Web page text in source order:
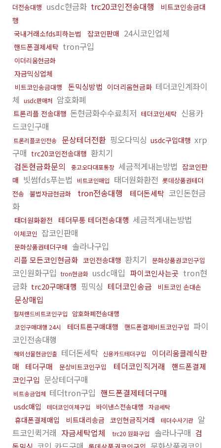
더전송대행 usdc현금화 trc20코인전송대행
비트코인송금대
행
국내거래소fds피하는법
잡코인판매 24시코인업체
핸드폰결제세탁 tron구입
이더리움현금화
자금믹싱업체
비트코인송금대행 돈믹싱방법 이더리움현금화 테더코인계좌이
체
usdc판매처 암호화폐
트론리플 전송대행 돈현금화수수료최저 테더코인세탁 신용카
드코인구매
트론리플코인전송 문상테더전환 핑오다믹싱 usdc구입대행 xrp
구매 trc20코인전송대행 환치기
검돈현금화문의
중고오다대포통장 세금적게내는방법 잡코인판
매 빗썸fds푸는법 비트코인매입 태더원화환전 롯데상품권테더
전송
불법자금현금화 tron전송대행 테더돈세탁 코인돈현금
화
태더원화환전 테더무통 테더전송대행 세금적게내는방법
이체코인 잡코인판매
문화상품권테더구매 솔라나구입
리플 모든코인현금화 코인전송대행 환치기 문화상품권코인구입
코인원화구입 tron현금화 usdc매입 파이코인사는곳 tron현
금화 trc20구매대행 핑믹싱 테더코인송금 비트코인 손대손
문상매입
컬쳐랜드비트코인구입 암호화폐전송대행
코인구매대행 24시 테더트론구매대행 핸드폰결제비트코인구입 파이
코인전송대행
해외선물현금인출 테더돈세탁 신용카드테더구입
이더리움클레식판
매
테더구매 문상비트코인구입 테더코인직거래
핸드폰결제
코인구입 문상테더구매
비트송금업체 테더tron구입 핸드폰결제테더구매
usdc매입 테더코인이체구입 바이낸스전송대행 자금세탁
휴대폰결제매입 비트대리송금 코인현금직거래 테더수사기관 알
트코인퀵거래 자금세탁업체 trc20 원화구입 솔라나구매 검